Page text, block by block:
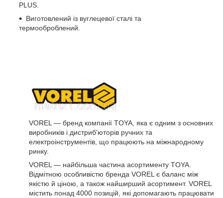
PLUS.
Виготовлений із вуглецевої сталі та
термооброблений.
VOREL — бренд компанії TOYA, яка є одним з основних
виробників і дистриб'юторів ручних та
електроінструментів, що працюють на міжнародному
ринку.
VOREL — найбільша частина асортименту TOYA.
Відмітною особливістю бренда VOREL є баланс між
якістю й ціною, а також найширший асортимент. VOREL
містить понад 4000 позицій, які допомагають працювати